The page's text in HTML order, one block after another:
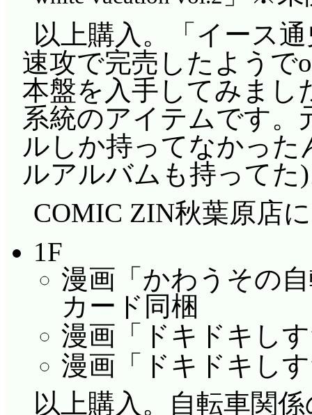
以上購入。「イース
速攻で完売したようで
本盤を入手してみまし
系統のアイテムです。
ルしか持ってなかっ
ルアルバムも持ってた
COMIC ZIN秋葉原店
1F
漫画「かわうその
カード同梱
漫画「ドキドキし
漫画「ドキドキし
以上購入。自転車関